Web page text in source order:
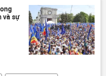
Ukraina
và sự